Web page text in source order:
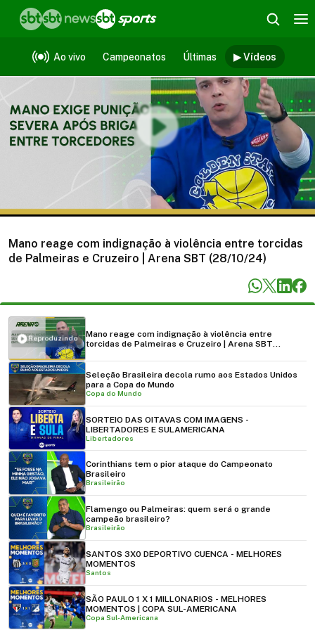
Ao vivo Campeonatos Últimas ▶ Vídeos
Vídeos
Mano reage com indignação à violência entre torcidas
de Palmeiras e Cruzeiro | Arena SBT (28/10/24)
Reproduzindo
Mano reage com indignação à violência entre
torcidas de Palmeiras e Cruzeiro | Arena SBT
Seleção Brasileira decola rumo aos Estados Unidos
para a Copa do Mundo
Copa do Mundo
SORTEIO DAS OITAVAS COM IMAGENS -
LIBERTADORES E SULAMERICANA
Libertadores
Corinthians tem o pior ataque do Campeonato
Brasileiro
Brasileirão
Flamengo ou Palmeiras: quem será o grande
campeão brasileiro?
Brasileirão
SANTOS 3X0 DEPORTIVO CUENCA - MELHORES
MOMENTOS
Santos
SÃO PAULO 1 X 1 MILLONARIOS - MELHORES
MOMENTOS | COPA SUL-AMERICANA
Copa Sul-Americana